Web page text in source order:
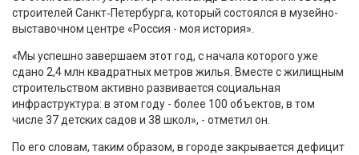
строителей Санкт‑Петербурга, который состоялся в музейно-
выставочном центре «Россия - моя история».
«Мы успешно завершаем этот год, с начала которого уже
сдано 2,4 млн квадратных метров жилья. Вместе с жилищным
строительством активно развивается социальная
инфраструктура: в этом году - более 100 объектов, в том
числе 37 детских садов и 38 школ», - отметил он.
По его словам, таким образом, в городе закрывается дефицит